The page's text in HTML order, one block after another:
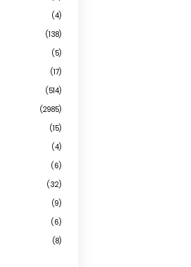
(4)
(138)
(5)
(17)
(514)
(2985)
(15)
(4)
(6)
(32)
(9)
(6)
(8)